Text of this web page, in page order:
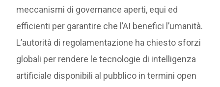
meccanismi di governance aperti, equi ed
efficienti per garantire che l’AI benefici l’umanità.
L’autorità di regolamentazione ha chiesto sforzi
globali per rendere le tecnologie di intelligenza
artificiale disponibili al pubblico in termini open